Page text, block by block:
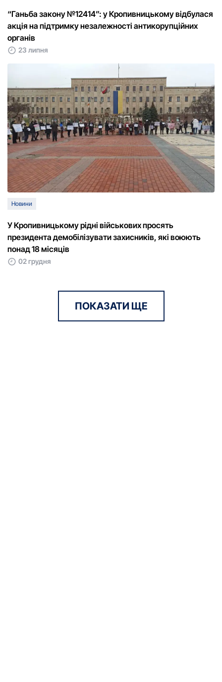
“Ганьба закону №12414”: у Кропивницькому відбулася
акція на підтримку незалежності антикорупційних
органів
23 липня
Новини
У Кропивницькому рідні військових просять
президента демобілізувати захисників, які воюють
понад 18 місяців
02 грудня
ПОКАЗАТИ ЩЕ